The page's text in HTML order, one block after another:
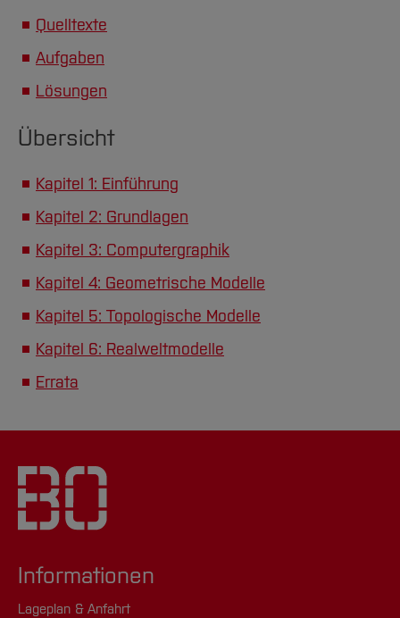
Quelltexte
Aufgaben
Lösungen
Übersicht
Kapitel 1: Einführung
Kapitel 2: Grundlagen
Kapitel 3: Computergraphik
Kapitel 4: Geometrische Modelle
Kapitel 5: Topologische Modelle
Kapitel 6: Realweltmodelle
Errata
Informationen
Lageplan & Anfahrt